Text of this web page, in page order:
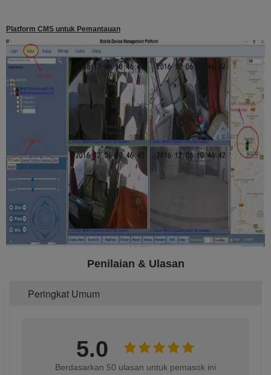
Platform CMS untuk Pemantauan
Penilaian & Ulasan
Peringkat Umum
5.0
Berdasarkan 50 ulasan untuk pemasok ini